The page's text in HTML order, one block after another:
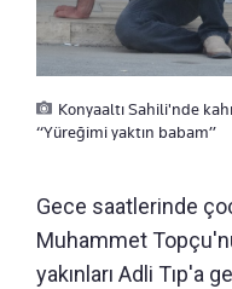
Konyaaltı Sahili'nde
“Yüreğimi yaktın babam”
Gece saatlerinde
Muhammet
yakınları Adli Tıp'a